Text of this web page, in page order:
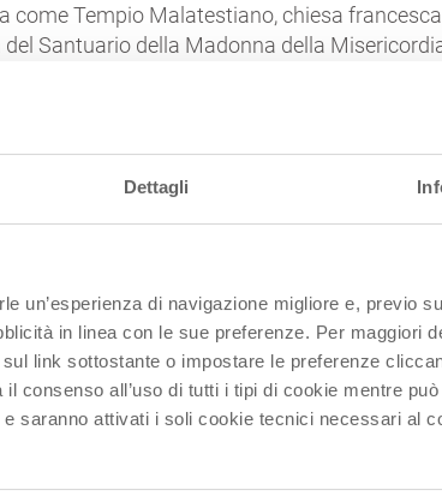
Dettagli
un’esperienza di navigazione migliore e, previo
in linea con le sue preferenze. Per maggiori
link sottostante o impostare le preferenze
il consenso all’uso di tutti i tipi di cookie mentre
saranno attivati i soli cookie tecnici necessari al
Tempio Malatestiano, chiesa
Santuario della Madonna della
salendo sul Colle di Covignano; la visita
il Monastero di Santa Chiara in
a boschi di castagni, aprirà le porte ai
Maria della Neve a Torrechiara, anche
dal celebre Castello –INFO